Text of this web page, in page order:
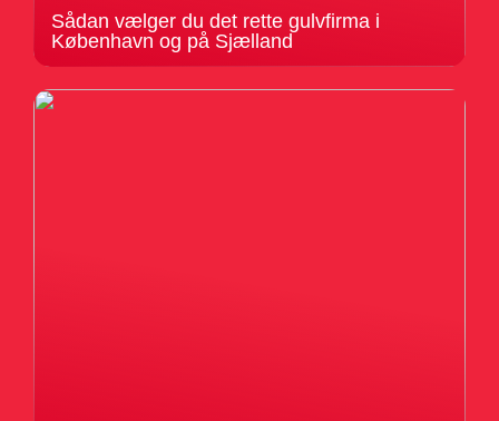
Sådan vælger du det rette gulvfirma i
København og på Sjælland